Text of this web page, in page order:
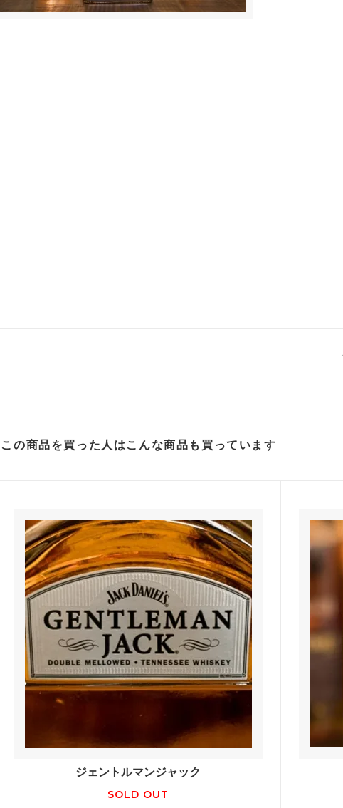
この商品を買った人は こんな商品も買っています
ジェントルマンジャック
SOLD OUT